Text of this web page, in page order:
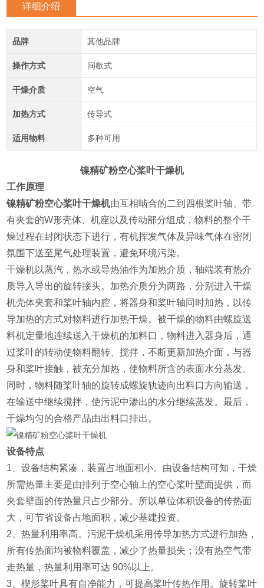
详细介绍
品牌 其他品牌
操作方式 间歇式
干燥介质 空气
加热方式 传导式
适用物料 多种可用
镍精矿粉空心桨叶干燥机
工作原理
镍精矿粉空心桨叶干燥机由互相啮合的二到四根桨叶轴、带
有夹套的W形壳体、机座以及传动部分组成，物料的整个干
燥过程在封闭状态下进行，有机挥发气体及异味气体在密闭
氛围下送至尾气处理装置，避免环境污染。
干燥机以蒸汽，热水或导热油作为加热介质，轴端装有热介
质导入导出的旋转接头。加热介质分为两路，分别进入干燥
机壳体夹套和桨叶轴内腔，将器身和桨叶轴同时加热，以传
导加热的方式对物料进行加热干燥。被干燥的物料由螺旋送
料机定量地连续送入干燥机的加料口，物料进入器身后，通
过桨叶的转动使物料翻转、搅拌，不断更新加热介面，与器
身和桨叶接触，被充分加热，使物料所含的表面水分蒸发。
同时，物料随桨叶轴的旋转成螺旋轨迹向出料口方向输送，
在输送中继续搅拌，使污泥中渗出的水分继续蒸发。最后，
干燥均匀的合格产品由出料口排出。
设备特点
1、设备结构紧凑，装置占地面积小。由设备结构可知，干燥
所需热量主要是由排列于空心轴上的空心桨叶壁面提供，而
夹套壁面的传热量只占少部分。所以单位体积设备的传热面
大，可节省设备占地面积，减少基建投资。
2、热量利用率高。污泥干燥机采用传导加热方式进行加热，
所有传热面均被物料覆盖，减少了热量损失；没有热空气带
走热量，热量利用率可达 90%以上。
3、楔形桨叶具有自净能力，可提高桨叶传热作用。旋转桨叶